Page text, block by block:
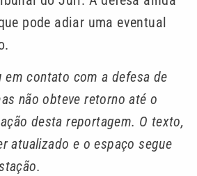
pode adiar uma eventual
em contato com a defesa de
não obteve retorno até o
desta reportagem. O texto,
atualizado e o espaço segue